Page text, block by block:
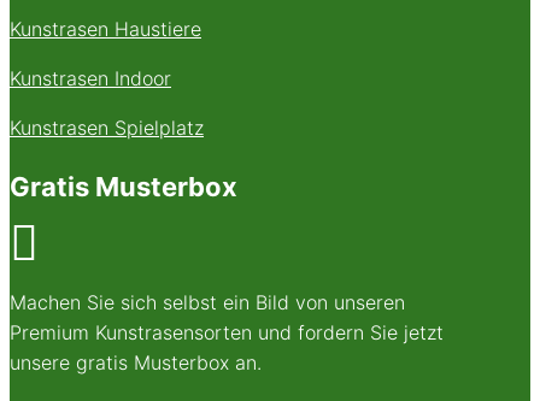
Kunstrasen Haustiere
Kunstrasen Indoor
Kunstrasen Spielplatz
Gratis Musterbox

Machen Sie sich selbst ein Bild von unseren
Premium Kunstrasensorten und fordern Sie jetzt
unsere gratis Musterbox an.